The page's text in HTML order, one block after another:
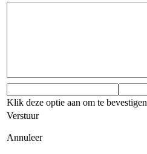
Klik deze optie aan om te
Verstuur
Annuleer